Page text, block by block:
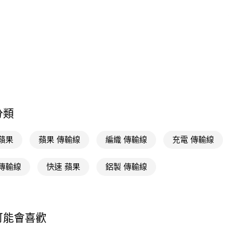
類
果 蘋果 傳輸線 編織 傳輸線 充電 傳輸線
輸線 快速 蘋果 鋁製 傳輸線
能會喜歡